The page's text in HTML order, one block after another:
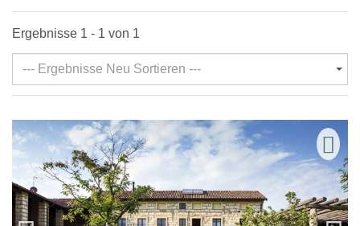
Ergebnisse 1 - 1 von 1
--- Ergebnisse Neu Sortieren ---